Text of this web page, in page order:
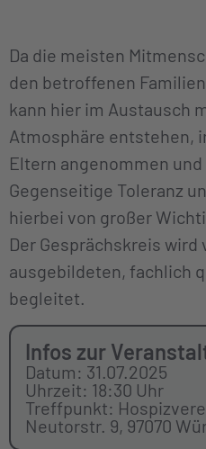
Da die meisten
den betroffenen
kann hier im Austausch
Atmosphäre entstehen,
Eltern angenommen
Gegenseitige Toleranz
hierbei von großer
Der Gesprächskreis
ausgebildeten, fachlich
begleitet.
Infos zur
Datum: 31.07.2025
Uhrzeit: 18:30 Uhr
Treffpunkt:
Neutorstr. 9, 97070